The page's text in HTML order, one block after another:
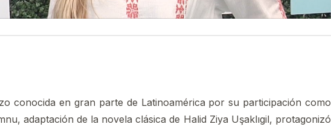
conocida en gran parte de Latinoamérica por su participación como
adaptación de la novela clásica de Halid Ziya Uşaklıgil, protagonizó